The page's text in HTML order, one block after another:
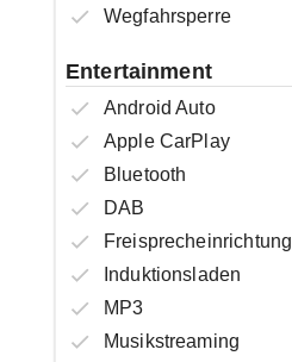
Wegfahrsperre
Entertainment
Android Auto
Apple CarPlay
Bluetooth
DAB
Freisprecheinrichtung
Induktionsladen
MP3
Musikstreaming